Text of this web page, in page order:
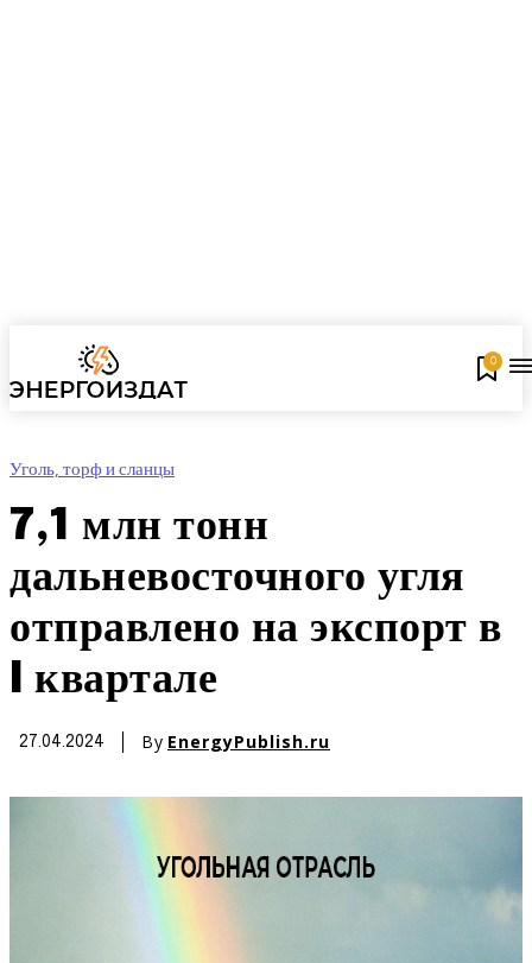
0
Уголь, торф и сланцы
7,1 млн тонн
дальневосточного угля
отправлено на экспорт в
I квартале
27.04.2024 By EnergyPublish.ru